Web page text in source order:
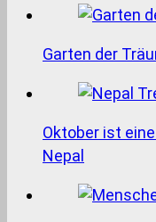
Garten der
Oktober ist
Nepal